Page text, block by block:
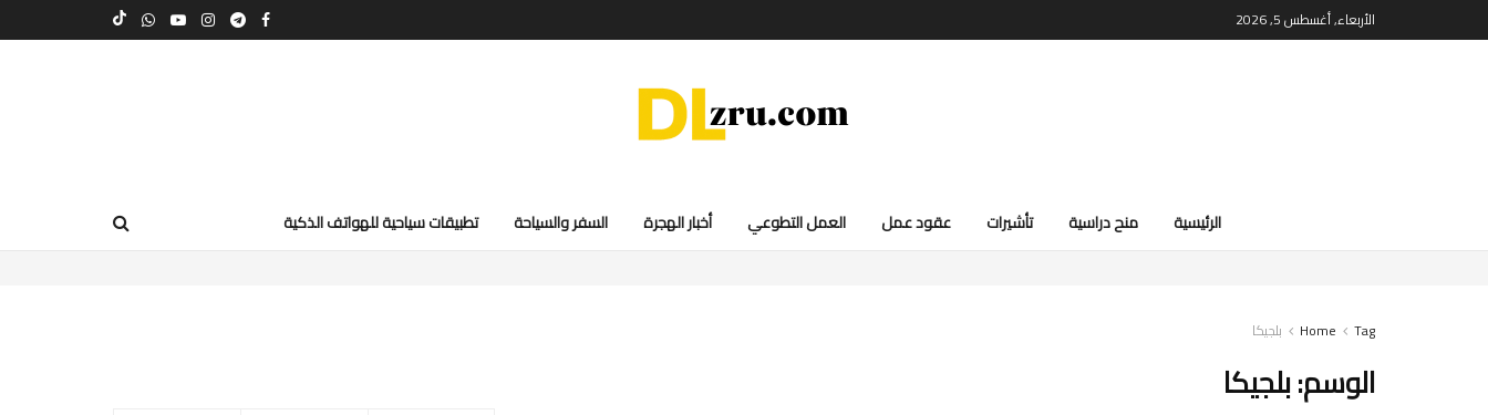
الأربعاء, أغسطس 5, 2026
الرئيسية منح دراسية تأشيرات عقود عمل العمل التطوعي أخبار الهجرة السفر والسياحة تطبيقات سياحية للهواتف الذكية
Home Tag بلجيكا
الوسم:بلجيكا